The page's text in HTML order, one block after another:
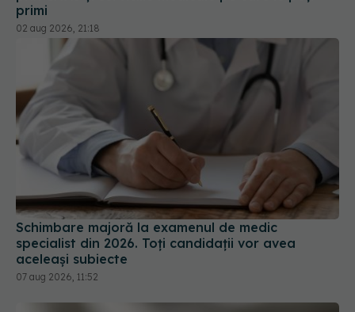
primi
02 aug 2026, 21:18
Schimbare majoră la examenul de medic
specialist din 2026. Toți candidații vor avea
aceleași subiecte
07 aug 2026, 11:52